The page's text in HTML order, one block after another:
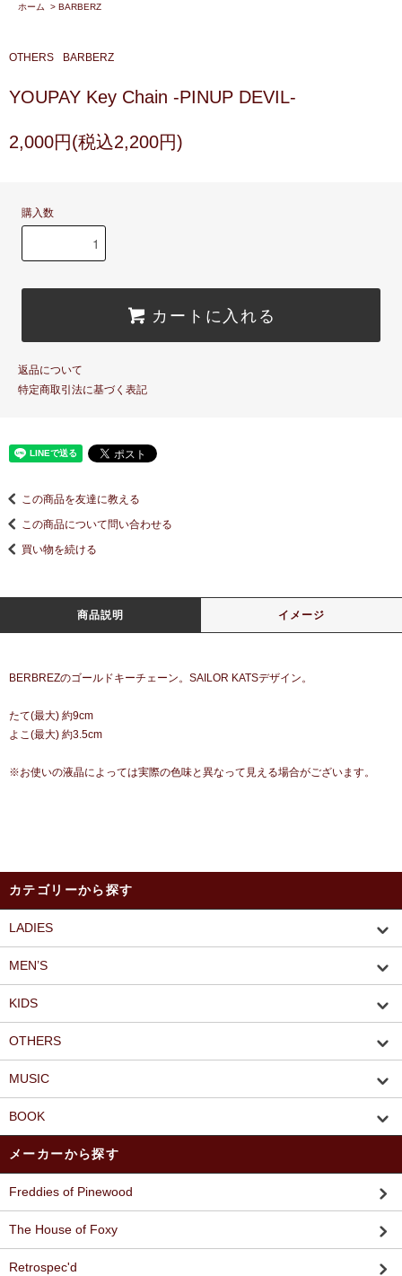
ホーム
> BARBERZ
OTHERS BARBERZ
YOUPAY Key Chain -PINUP DEVIL-
2,000円(税込2,200円)
購入数
カートに入れる
返品について
特定商取引法に基づく表記
この商品を友達に教える
この商品について問い合わせる
買い物を続ける
商品説明 イメージ
BERBREZのゴールドキーチェーン。SAILOR KATSデザイン。
たて(最大) 約9cm
よこ(最大) 約3.5cm
※お使いの液晶によっては実際の色味と異なって見える場合がございます。
カテゴリーから探す
LADIES
MEN’S
KIDS
OTHERS
MUSIC
BOOK
メーカーから探す
Freddies of Pinewood
The House of Foxy
Retrospec'd